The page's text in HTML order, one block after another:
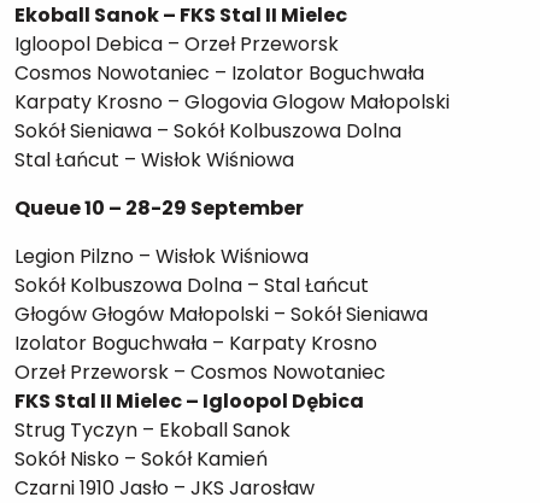
Ekoball Sanok – FKS Stal II Mielec
Igloopol Debica – Orzeł Przeworsk
Cosmos Nowotaniec – Izolator Boguchwała
Karpaty Krosno – Glogovia Glogow Małopolski
Sokół Sieniawa – Sokół Kolbuszowa Dolna
Stal Łańcut – Wisłok Wiśniowa
Queue 10 – 28-29 September
Legion Pilzno – Wisłok Wiśniowa
Sokół Kolbuszowa Dolna – Stal Łańcut
Głogów Głogów Małopolski – Sokół Sieniawa
Izolator Boguchwała – Karpaty Krosno
Orzeł Przeworsk – Cosmos Nowotaniec
FKS Stal II Mielec – Igloopol Dębica
Strug Tyczyn – Ekoball Sanok
Sokół Nisko – Sokół Kamień
Czarni 1910 Jasło – JKS Jarosław